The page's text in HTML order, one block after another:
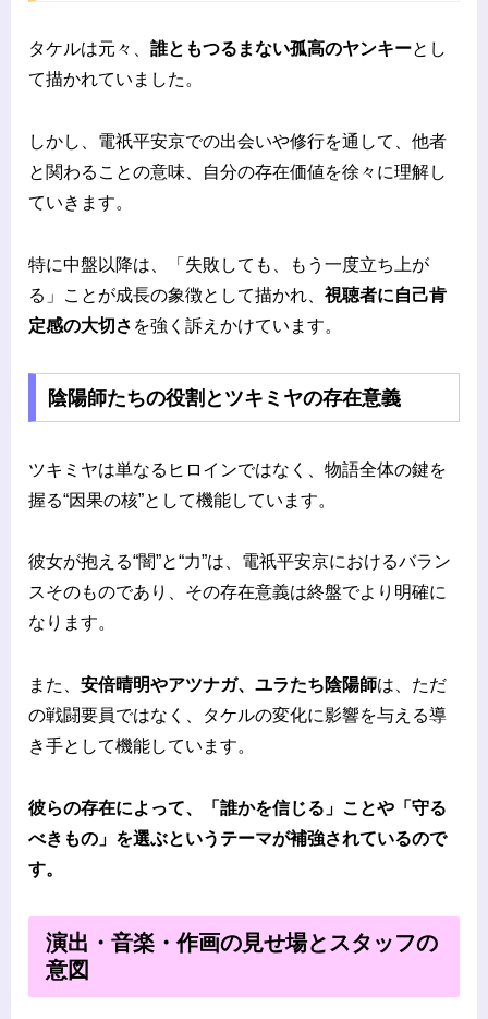
タケルは元々、 誰ともつるまない孤高のヤンキーとし
て描かれていました。
しかし、電祇平安京での出会いや修行を通して、他者
と関わることの意味、自分の存在価値を徐々に理解し
ていきます。
特に中盤以降は、「失敗しても、もう一度立ち上が
る」ことが成長の象徴として描かれ、 視聴者に自己肯
定感の大切さ を強く訴えかけています。
陰陽師たちの役割とツキミヤの存在意義
ツキミヤは単なるヒロインではなく、物語全体の鍵を
握る“因果の核”として機能しています。
彼女が抱える“闇”と“力”は、電祇平安京におけるバラン
スそのものであり、その存在意義は終盤でより明確に
なります。
また、 安倍晴明やアツナガ、ユラたち陰陽師は、ただ
の戦闘要員ではなく、タケルの変化に影響を与える導
き手として機能しています。
彼らの存在によって、「誰かを信じる」ことや「守る
べきもの」を選ぶというテーマが補強されているので
す。
演出・音楽・作画の見せ場とスタッフの
意図